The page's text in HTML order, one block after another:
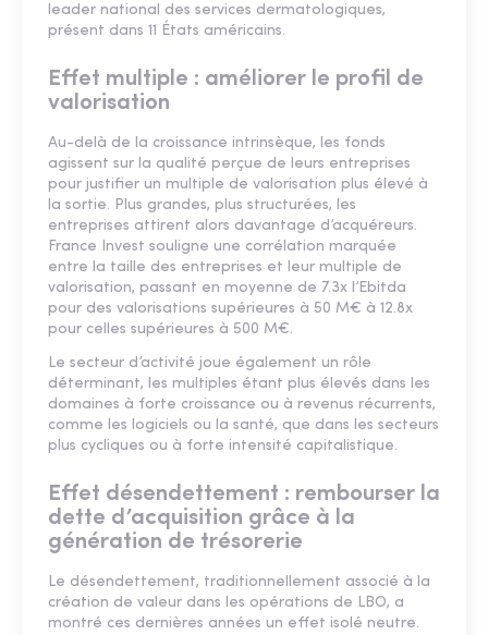
leader national des services dermatologiques,
présent dans 11 États américains.
Effet multiple : améliorer le profil de
valorisation
Au-delà de la croissance intrinsèque, les fonds
agissent sur la qualité perçue de leurs entreprises
pour justifier un multiple de valorisation plus élevé à
la sortie. Plus grandes, plus structurées, les
entreprises attirent alors davantage d’acquéreurs.
France Invest souligne une corrélation marquée
entre la taille des entreprises et leur multiple de
valorisation, passant en moyenne de 7.3x l’Ebitda
pour des valorisations supérieures à 50 M€ à 12.8x
pour celles supérieures à 500 M€.
Le secteur d’activité joue également un rôle
déterminant, les multiples étant plus élevés dans les
domaines à forte croissance ou à revenus récurrents,
comme les logiciels ou la santé, que dans les secteurs
plus cycliques ou à forte intensité capitalistique.
Effet désendettement : rembourser la
dette d’acquisition grâce à la
génération de trésorerie
Le désendettement, traditionnellement associé à la
création de valeur dans les opérations de LBO, a
montré ces dernières années un effet isolé neutre.